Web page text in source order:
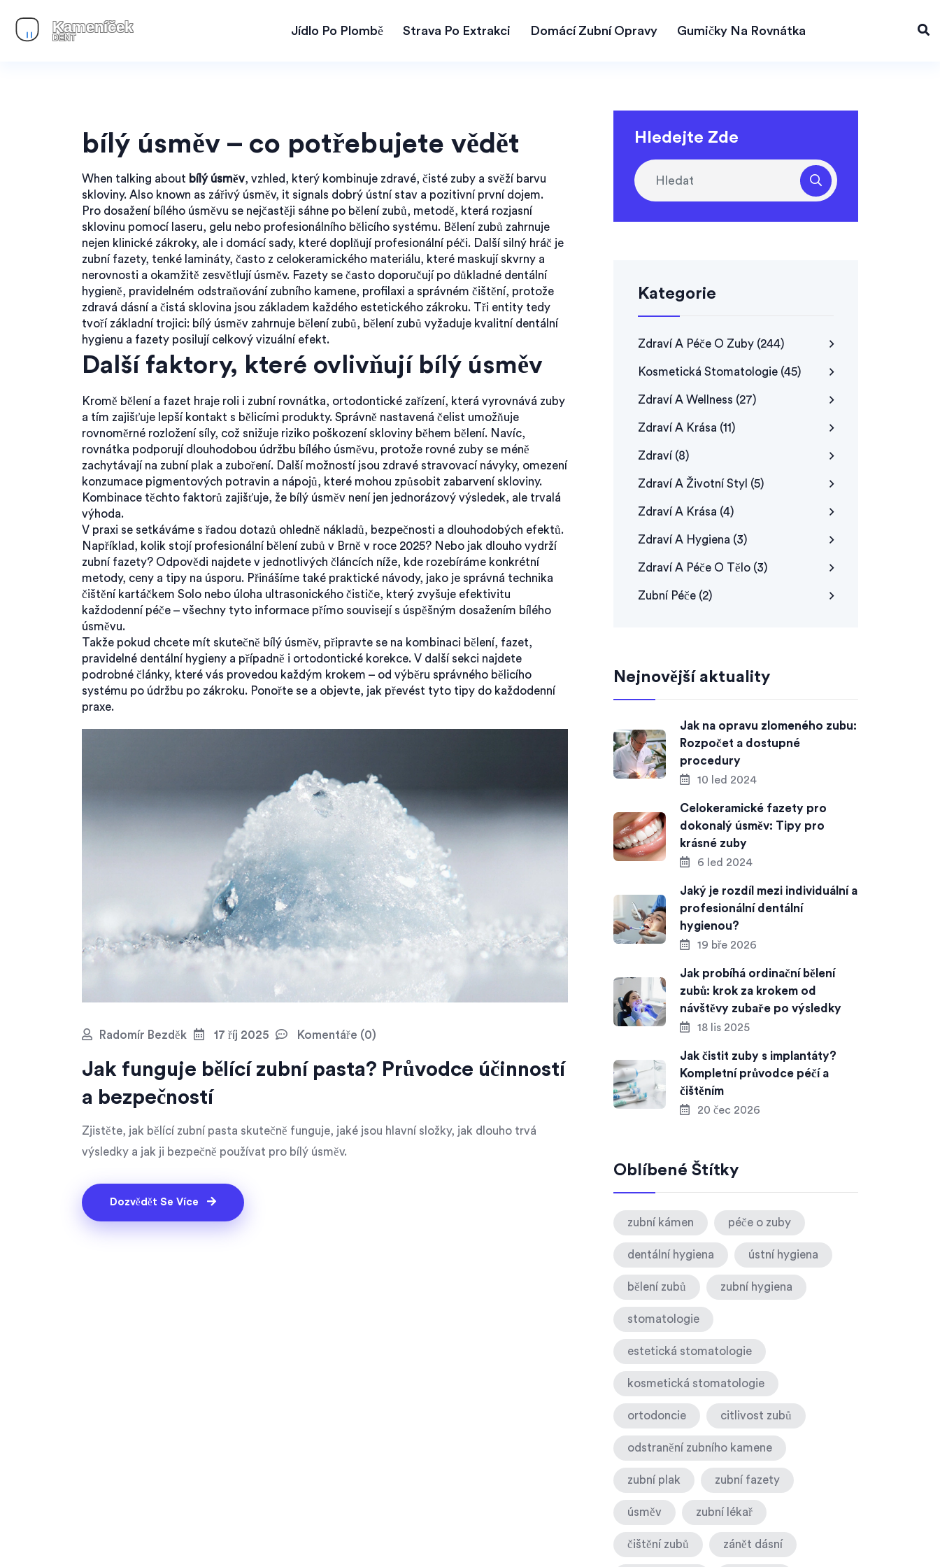
Jídlo Po Plombě Strava Po Extrakci Domácí Zubní Opravy Gumičky Na Rovnátka
bílý úsměv – co potřebujete vědět
When talking about bílý úsměv, vzhled, který kombinuje zdravé, čisté zuby a svěží barvu
skloviny. Also known as zářivý úsměv, it signals dobrý ústní stav a pozitivní první dojem.
Pro dosažení bílého úsměvu se nejčastěji sáhne po bělení zubů, metodě, která rozjasní
sklovinu pomocí laseru, gelu nebo profesionálního bělicího systému. Bělení zubů zahrnuje
nejen klinické zákroky, ale i domácí sady, které doplňují profesionální péči. Další silný hráč je
zubní fazety, tenké lamináty, často z celokeramického materiálu, které maskují skvrny a
nerovnosti a okamžitě zesvětlují úsměv. Fazety se často doporučují po důkladné dentální
hygieně, pravidelném odstraňování zubního kamene, profilaxi a správném čištění, protože
zdravá dásní a čistá sklovina jsou základem každého estetického zákroku. Tři entity tedy
tvoří základní trojici: bílý úsměv zahrnuje bělení zubů, bělení zubů vyžaduje kvalitní dentální
hygienu a fazety posilují celkový vizuální efekt.
Další faktory, které ovlivňují bílý úsměv
Kromě bělení a fazet hraje roli i zubní rovnátka, ortodontické zařízení, která vyrovnává zuby
a tím zajišťuje lepší kontakt s bělicími produkty. Správně nastavená čelist umožňuje
rovnoměrné rozložení síly, což snižuje riziko poškození skloviny během bělení. Navíc,
rovnátka podporují dlouhodobou údržbu bílého úsměvu, protože rovné zuby se méně
zachytávají na zubní plak a zuboření. Další možností jsou zdravé stravovací návyky, omezení
konzumace pigmentových potravin a nápojů, které mohou způsobit zabarvení skloviny.
Kombinace těchto faktorů zajišťuje, že bílý úsměv není jen jednorázový výsledek, ale trvalá
výhoda.
V praxi se setkáváme s řadou dotazů ohledně nákladů, bezpečnosti a dlouhodobých efektů.
Například, kolik stojí profesionální bělení zubů v Brně v roce 2025? Nebo jak dlouho vydrží
zubní fazety? Odpovědi najdete v jednotlivých článcích níže, kde rozebíráme konkrétní
metody, ceny a tipy na úsporu. Přinášíme také praktické návody, jako je správná technika
čištění kartáčkem Solo nebo úloha ultrasonického čističe, který zvyšuje efektivitu
každodenní péče – všechny tyto informace přímo souvisejí s úspěšným dosažením bílého
úsměvu.
Takže pokud chcete mít skutečně bílý úsměv, připravte se na kombinaci bělení, fazet,
pravidelné dentální hygieny a případně i ortodontické korekce. V další sekci najdete
podrobné články, které vás provedou každým krokem – od výběru správného bělicího
systému po údržbu po zákroku. Ponořte se a objevte, jak převést tyto tipy do každodenní
praxe.
Radomír Bezděk 17 říj 2025 Komentáře (0)
Jak funguje bělící zubní pasta? Průvodce účinností
a bezpečností
Zjistěte, jak bělící zubní pasta skutečně funguje, jaké jsou hlavní složky, jak dlouho trvá
výsledky a jak ji bezpečně používat pro bílý úsměv.
Dozvědět Se Více
Hledejte Zde
Kategorie
Zdraví A Péče O Zuby (244)
Kosmetická Stomatologie (45)
Zdraví A Wellness (27)
Zdraví A Krása (11)
Zdraví (8)
Zdraví A Životní Styl (5)
Zdraví A Krása (4)
Zdraví A Hygiena (3)
Zdraví A Péče O Tělo (3)
Zubní Péče (2)
Nejnovější aktuality
Jak na opravu zlomeného zubu:
Rozpočet a dostupné
procedury
10 led 2024
Celokeramické fazety pro
dokonalý úsměv: Tipy pro
krásné zuby
6 led 2024
Jaký je rozdíl mezi individuální a
profesionální dentální
hygienou?
19 bře 2026
Jak probíhá ordinační bělení
zubů: krok za krokem od
návštěvy zubaře po výsledky
18 lis 2025
Jak čistit zuby s implantáty?
Kompletní průvodce péčí a
čištěním
20 čec 2026
Oblíbené Štítky
zubní kámen péče o zuby
dentální hygiena ústní hygiena
bělení zubů zubní hygiena
stomatologie
estetická stomatologie
kosmetická stomatologie
ortodoncie citlivost zubů
odstranění zubního kamene
zubní plak zubní fazety
úsměv zubní lékař
čištění zubů zánět dásní